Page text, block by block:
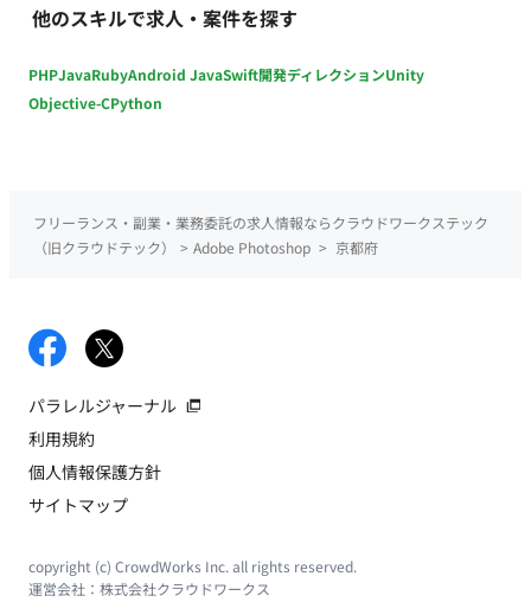
他のスキルで求人・案件を探す
PHPJavaRubyAndroid JavaSwift開発ディレクションUnity
Objective-CPython
フリーランス・副業・業務委託の求人情報ならクラウドワークステック
（旧クラウドテック）
> Adobe Photoshop > 京都府
パラレルジャーナル
利用規約
個人情報保護方針
サイトマップ
copyright (c) CrowdWorks Inc. all rights reserved.
運営会社： 株式会社クラウドワークス